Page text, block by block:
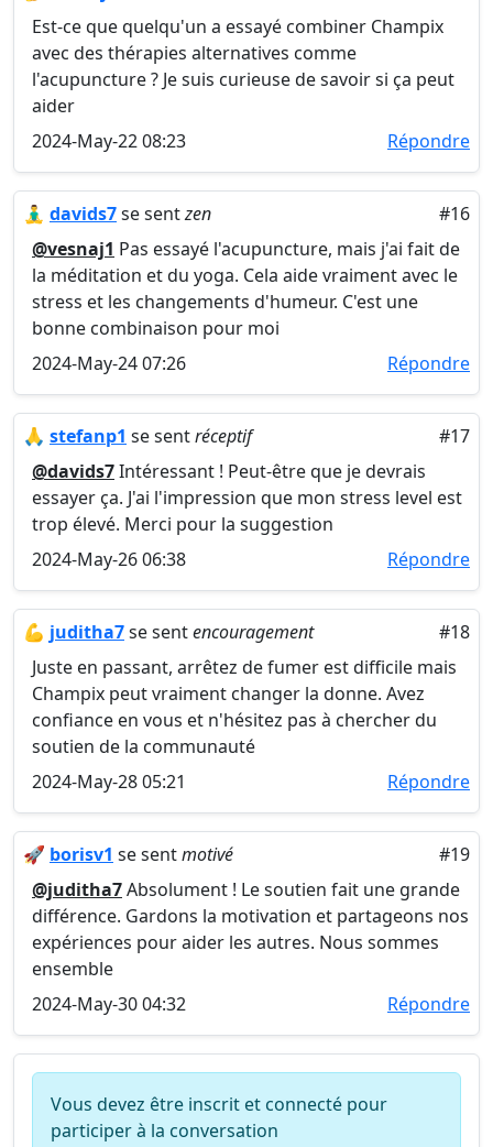
Est-ce que quelqu'un a essayé combiner Champix
avec des thérapies alternatives comme
l'acupuncture ? Je suis curieuse de savoir si ça peut
aider
2024-May-22 08:23
Répondre
🧘‍♂️ davids7se sentzen
#16
@vesnaj1 Pas essayé l'acupuncture, mais j'ai fait de
la méditation et du yoga. Cela aide vraiment avec le
stress et les changements d'humeur. C'est une
bonne combinaison pour moi
2024-May-24 07:26
Répondre
🙏 stefanp1 se sentréceptif
#17
@davids7Intéressant ! Peut-être que je devrais
essayer ça. J'ai l'impression que mon stress level est
trop élevé. Merci pour la suggestion
2024-May-26 06:38
Répondre
💪 juditha7se sentencouragement
#18
Juste en passant, arrêtez de fumer est difficile mais
Champix peut vraiment changer la donne. Avez
confiance en vous et n'hésitez pas à chercher du
soutien de la communauté
2024-May-28 05:21
Répondre
🚀 borisv1 se sentmotivé
#19
@juditha7Absolument ! Le soutien fait une grande
différence. Gardons la motivation et partageons nos
expériences pour aider les autres. Nous sommes
ensemble
2024-May-30 04:32
Répondre
Vous devez être inscrit et connecté pour
participer à la conversation